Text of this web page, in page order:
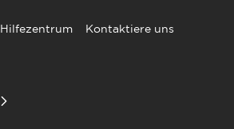
Hilfezentrum
Kontaktiere uns